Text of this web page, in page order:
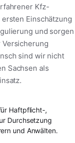
Kfz-
Einschätzung
und sorgen
Versicherung
sind wir nicht
Sachsen als
Haftpflicht-,
Durchsetzung
und Anwälten.